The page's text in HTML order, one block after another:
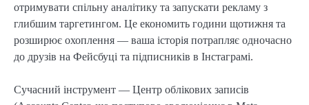
отримувати спільну аналітику та запускати рекламу з
глибшим таргетингом. Це економить години щотижня та
розширює охоплення — ваша історія потрапляє одночасно
до друзів на Фейсбуці та підписників в Інстаграмі.
Сучасний інструмент — Центр облікових записів